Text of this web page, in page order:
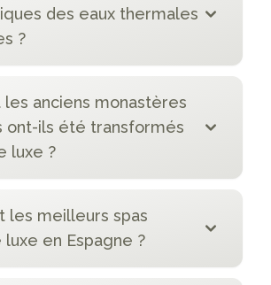
des eaux thermales
?
anciens monastères
ont-ils été transformés
luxe ?
les meilleurs spas
en Espagne ?